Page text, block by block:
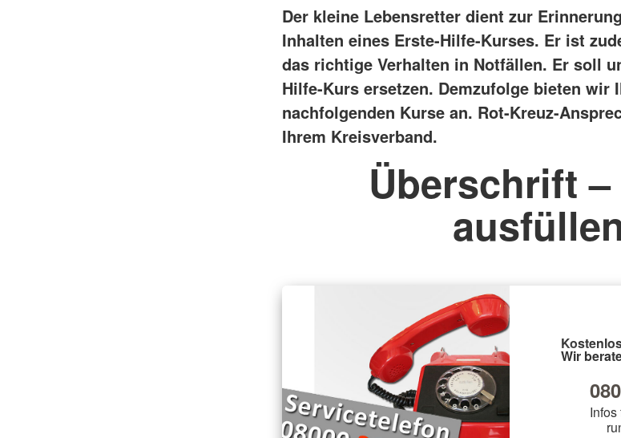
Der kleine Lebensretter dient zur
Inhalten eines Erste-Hilfe-Kurses. Er ist
das richtige Verhalten in Notfällen. Er soll
Hilfe-Kurs ersetzen. Demzufolge bieten wir
nachfolgenden Kurse an. Rot-Kreuz-
Ihrem Kreisverband.
Überschrift
Wir